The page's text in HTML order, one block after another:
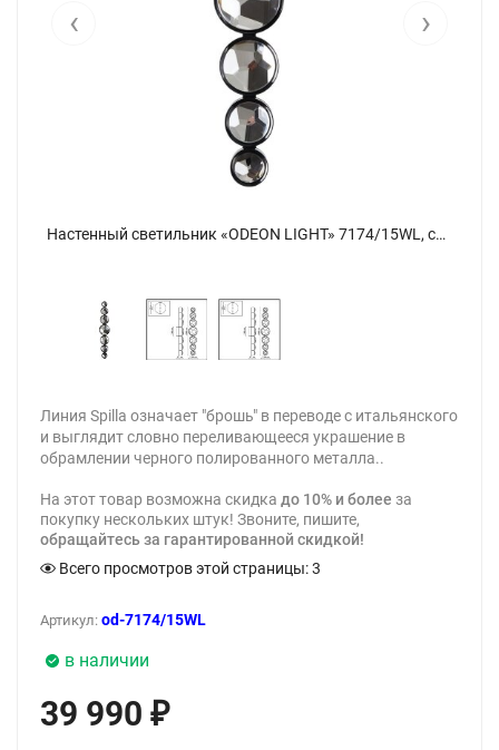
Настенный светильник «ODEON LIGHT» 7174/15WL, серия: SPILLA (крепление на планке). Фото 1.
‹ ›
Линия Spilla означает "брошь" в переводе с итальянского
и выглядит словно переливающееся украшение в
обрамлении черного полированного металла..
На этот товар возможна скидка до 10% и более за
покупку нескольких штук! Звоните, пишите,
обращайтесь за гарантированной скидкой!
Всего просмотров этой страницы:3
Артикул: od-7174/15WL
в наличии
39 990 ₽